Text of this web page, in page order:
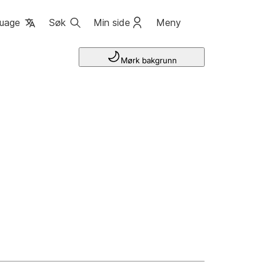
Søk Min side Meny
Mørk bakgrunn